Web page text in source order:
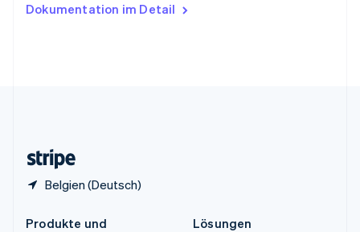
Dokumentation im Detail
Belgien (Deutsch)
English
Produkte und
Lösungen